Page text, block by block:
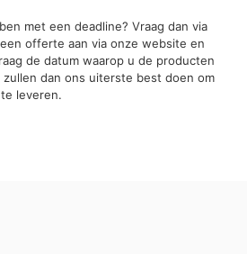
met een deadline? Vraag dan via
offerte aan via onze website en
de datum waarop u de producten
dan ons uiterste best doen om
leveren.